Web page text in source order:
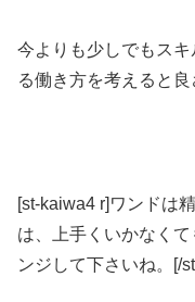
今よりも少しでもス
る働き方を考えると良
[st-kaiwa4 r]ワンドは
は、上手くいかなく
ンジして下さいね。[/